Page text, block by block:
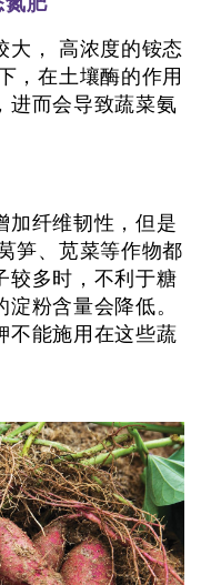
大， 高浓度的铵态
，在土壤酶的作用
进而会导致蔬菜氨
加纤维韧性，但是
笋、苋菜等作物都
较多时，不利于糖
粉含量会降低。
不能施用在这些蔬